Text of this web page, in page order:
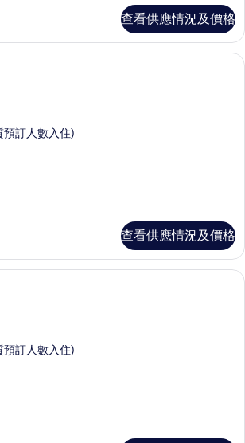
查看供應情況及價格
高級大床房 | 埃及棉床單、高級寢具
預訂人數入住)
查看供應情況及價格
高級雙床房 | 埃及棉床單、高級寢具
預訂人數入住)